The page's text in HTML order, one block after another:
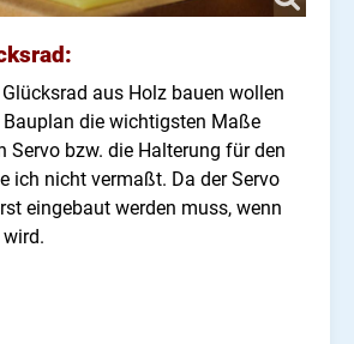
aus Holz bauen wollen
die wichtigsten Maße
Servo bzw. die Halterung für den
ich nicht vermaßt. Da der Servo
eingebaut werden muss, wenn